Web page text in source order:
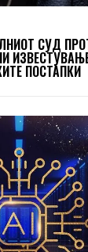
СУД
ПОСТАПКИ